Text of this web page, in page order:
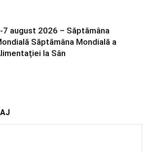
7 august 2026 – Săptămâna
Săptămâna Mondială a
la Sân